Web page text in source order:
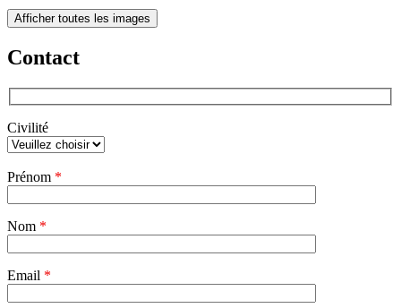
Afficher toutes les images
Contact
Civilité
laisser
vide.
Prénom *
Nom *
Email *